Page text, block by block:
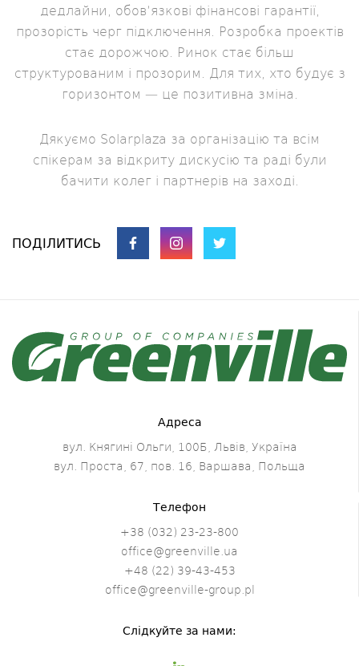
дедлайни, обов’язкові фінансові гарантії,
прозорість черг підключення. Розробка проектів
стає дорожчою. Ринок стає більш
структурованим і прозорим. Для тих, хто будує з
горизонтом — це позитивна зміна.
Дякуємо Solarplaza за організацію та всім
спікерам за відкриту дискусію та раді були
бачити колег і партнерів на заході.
ПОДІЛИТИСЬ
Адреса
вул. Княгині Ольги, 100Б, Львів, Україна
вул. Проста, 67, пов. 16, Варшава, Польща
Телефон
+38 (032) 23-23-800
office@greenville.ua
+48 (22) 39-43-453
office@greenville-group.pl
Слідкуйте за нами: